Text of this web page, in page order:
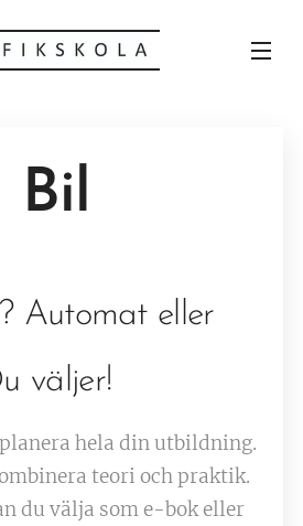
Bil
Automat eller
väljer!
hela din utbildning.
teori och praktik.
du välja som e-bok eller